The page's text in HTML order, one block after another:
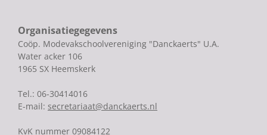
Organisatiegegevens
Coöp. Modevakschoolvereniging "Danckaerts" U.A.
Water acker 106
1965 SX Heemskerk
Tel.: 06-30414016
E-mail: secretariaat@danckaerts.nl
KvK nummer 09084122